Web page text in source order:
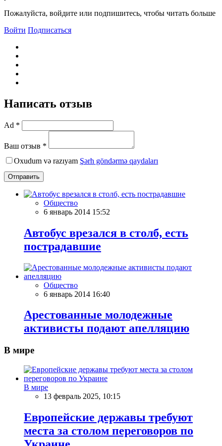
Пожалуйста, войдите или подпишитесь, чтобы читать больше
Войти Подписаться
Написать отзыв
Ad *
Ваш отзыв *
Oxudum və razıyam Şərh göndərmə qaydaları
Отправить
Общество
6 январь 2014 15:52
Автобус врезался в столб, есть
пострадавшие
Общество
6 январь 2014 16:40
Арестованные молодежные
активисты подают апелляцию
В мире
В мире
13 февраль 2025, 10:15
Европейские державы требуют
места за столом переговоров по